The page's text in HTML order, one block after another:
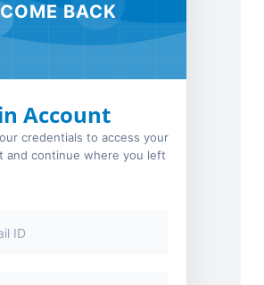
BACK
Account
credentials to access your
and continue where you left